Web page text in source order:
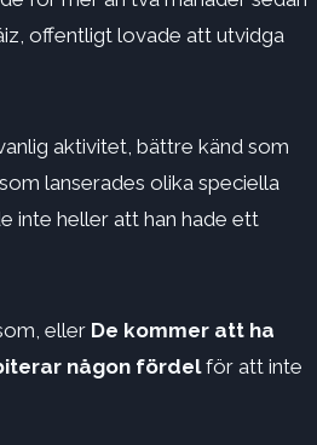
offentligt lovade att utvidga
aktivitet, bättre känd som
lanserades olika speciella
inte heller att han hade ett
eller De kommer att ha
någon fördelför att inte